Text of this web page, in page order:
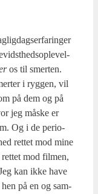
os til smer­ten.
i ryg­gen, vil
på dem og på
jeg måske er
Og i de peri­o­
ret­tet mod mine
mod fil­men,
kan ikke have
på en og sam­